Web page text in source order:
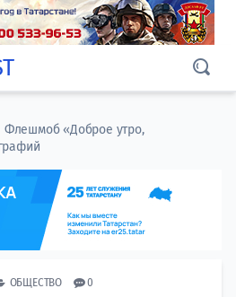
Флешмоб «Доброе утро,
ОБЩЕСТВО 0